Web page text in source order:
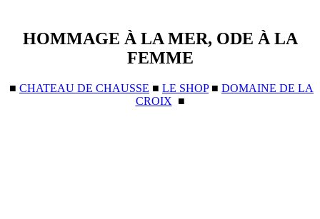
HOMMAGE À LA MER, ODE À LA
FEMME
■ CHATEAU DE CHAUSSE ■ LE SHOP■ DOMAINE DE LA
CROIX ■